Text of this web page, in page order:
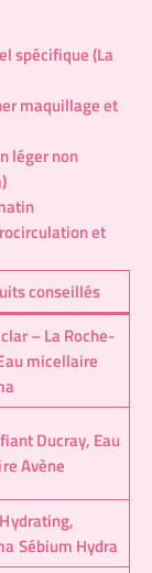
spécifique (La
maquillage et
léger non
et
conseillés
– La Roche-
micellaire
Ducray, Eau
Avène
Sébium Hydra